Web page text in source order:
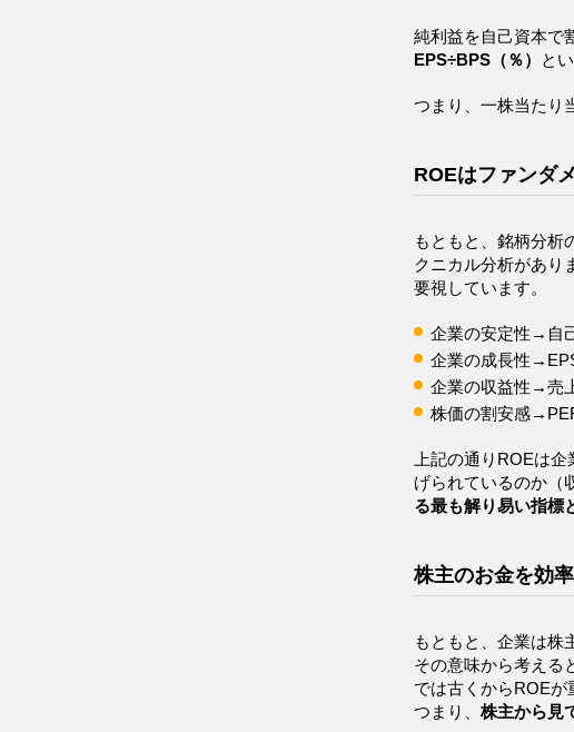
純利益を自己資本で
EPS÷BPS（％）
と
つまり、一株当たり
ROEはファンダ
もともと、銘柄分析
クニカル分析があり
要視しています。
企業の安定性→自
企業の成長性
企業の収益性→売
株価の割安感
上記の通りROEは
げられているのか（
る最も解り易い指標
株主のお金を効
もともと、企業は株
その意味から考える
では古くからROEが
つまり、 株主から見